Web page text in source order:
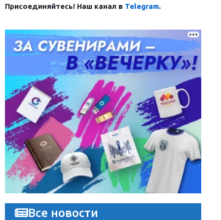
Присоединяйтесь! Наш канал в Telegram.
Все новости